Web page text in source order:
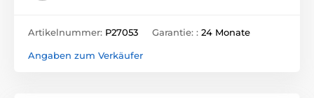
Artikelnummer: P27053 Garantie: : 24 Monate
Angaben zum Verkäufer